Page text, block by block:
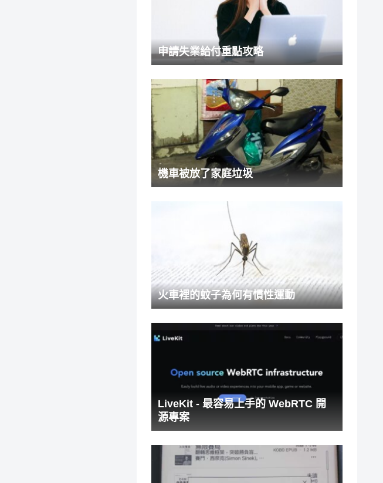
申請失業給付重點攻略
機車被放了家庭垃圾
火車裡的蚊子為何有慣性運動
LiveKit - 最容易上手的 WebRTC 開
源專案